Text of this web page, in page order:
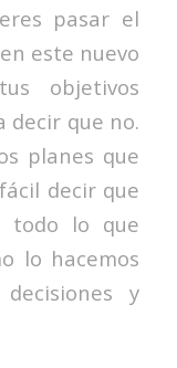
pasar el
este nuevo
objetivos
decir que no.
planes que
decir que
todo lo que
lo hacemos
y